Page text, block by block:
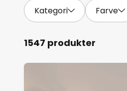
Kategori Farve
1547 produkter